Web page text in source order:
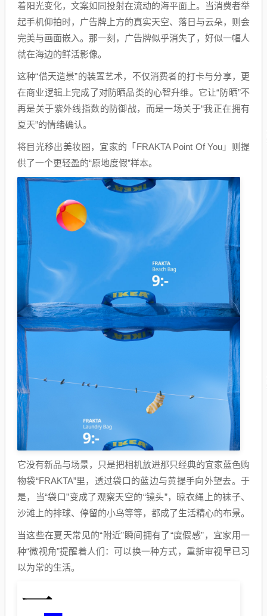
着阳光变化，文案如同投射在流动的海平面上。当消费者举
起手机仰拍时，广告牌上方的真实天空、落日与云朵，则会
完美与画面嵌入。那一刻，广告牌似乎消失了，好似一幅人
就在海边的鲜活影像。
这种“借天造景”的装置艺术，不仅消费者的打卡与分享，更
在商业逻辑上完成了对防晒品类的心智升维。它让“防晒”不
再是关于紫外线指数的防御战，而是一场关于“我正在拥有
夏天”的情绪确认。
将目光移出美妆圈，宜家的「FRAKTA Point Of You」则提
供了一个更轻盈的“原地度假”样本。
它没有新品与场景，只是把相机放进那只经典的宜家蓝色购
物袋“FRAKTA”里，透过袋口的蓝边与黄提手向外望去。于
是，当“袋口”变成了观察天空的“镜头”，晾衣绳上的袜子、
沙滩上的排球、停留的小鸟等等，都成了生活精心的布景。
当这些在夏天常见的“附近”瞬间拥有了“度假感”，宜家用一
种“微视角”提醒着人们：可以换一种方式，重新审视早已习
以为常的生活。